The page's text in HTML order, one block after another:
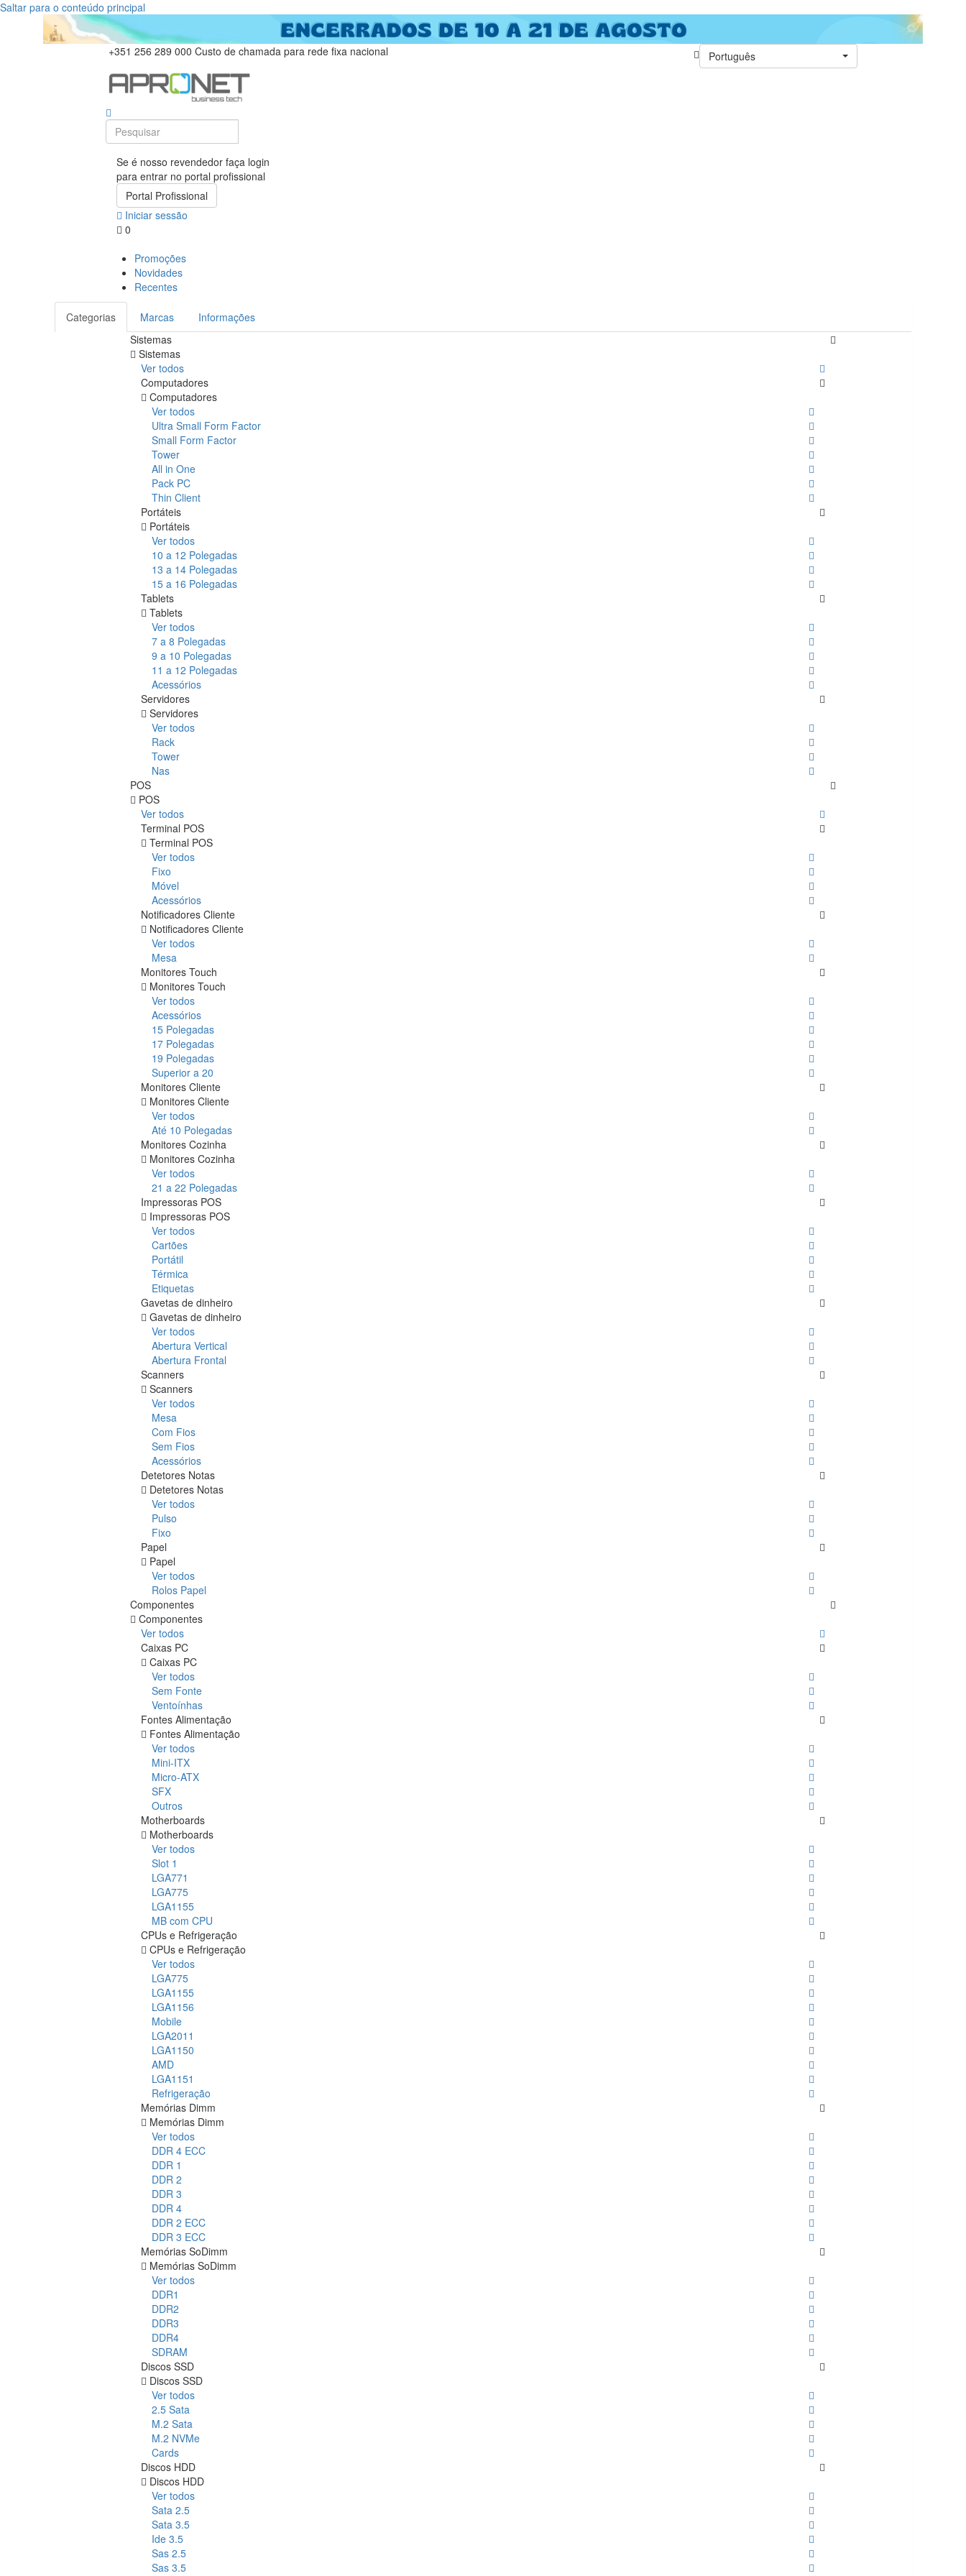
Saltar para o conteúdo principal
+351 256 289 000 Custo de chamada para rede fixa nacional Português
Se é nosso revendedor faça login
para entrar no portal profissional
Portal Profissional
Iniciar sessão
0
Promoções
Novidades
Recentes
Categorias Marcas
Informações
Sistemas
Sistemas
Ver todos
Computadores
Computadores
Ver todos
Ultra Small Form Factor
Small Form Factor
Tower
All in One
Pack PC
Thin Client
Portáteis
Portáteis
Ver todos
10 a 12 Polegadas
13 a 14 Polegadas
15 a 16 Polegadas
Tablets
Tablets
Ver todos
7 a 8 Polegadas
9 a 10 Polegadas
11 a 12 Polegadas
Acessórios
Servidores
Servidores
Ver todos
Rack
Tower
Nas
POS
POS
Ver todos
Terminal POS
Terminal POS
Ver todos
Fixo
Móvel
Acessórios
Notificadores Cliente
Notificadores Cliente
Ver todos
Mesa
Monitores Touch
Monitores Touch
Ver todos
Acessórios
15 Polegadas
17 Polegadas
19 Polegadas
Superior a 20
Monitores Cliente
Monitores Cliente
Ver todos
Até 10 Polegadas
Monitores Cozinha
Monitores Cozinha
Ver todos
21 a 22 Polegadas
Impressoras POS
Impressoras POS
Ver todos
Cartões
Portátil
Térmica
Etiquetas
Gavetas de dinheiro
Gavetas de dinheiro
Ver todos
Abertura Vertical
Abertura Frontal
Scanners
Scanners
Ver todos
Mesa
Com Fios
Sem Fios
Acessórios
Detetores Notas
Detetores Notas
Ver todos
Pulso
Fixo
Papel
Papel
Ver todos
Rolos Papel
Componentes
Componentes
Ver todos
Caixas PC
Caixas PC
Ver todos
Sem Fonte
Ventoínhas
Fontes Alimentação
Fontes Alimentação
Ver todos
Mini-ITX
Micro-ATX
SFX
Outros
Motherboards
Motherboards
Ver todos
Slot 1
LGA771
LGA775
LGA1155
MB com CPU
CPUs e Refrigeração
CPUs e Refrigeração
Ver todos
LGA775
LGA1155
LGA1156
Mobile
LGA2011
LGA1150
AMD
LGA1151
Refrigeração
Memórias Dimm
Memórias Dimm
Ver todos
DDR 4 ECC
DDR 1
DDR 2
DDR 3
DDR 4
DDR 2 ECC
DDR 3 ECC
Memórias SoDimm
Memórias SoDimm
Ver todos
DDR1
DDR2
DDR3
DDR4
SDRAM
Discos SSD
Discos SSD
Ver todos
2.5 Sata
M.2 Sata
M.2 NVMe
Cards
Discos HDD
Discos HDD
Ver todos
Sata 2.5
Sata 3.5
Ide 3.5
Sas 2.5
Sas 3.5